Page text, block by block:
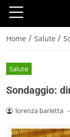
Home / Salute /
Salute
Sondaggio:
lorenza barletta -